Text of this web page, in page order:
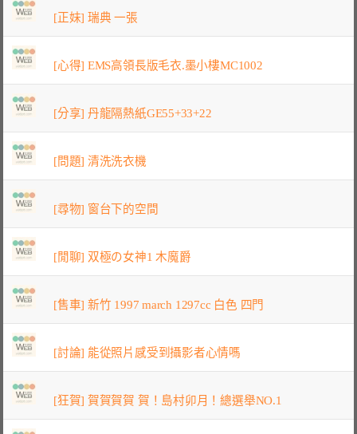
[正妹] 瑞典 一張
[心得] EMS高領長版毛衣.墨小樓MC1002
[分享] 丹龍隔熱紙GE55+33+22
[問題] 清洗洗衣機
[尋物] 窗台下的空間
[閒聊] 双極の女神1 木魔爵
[售車] 新竹 1997 march 1297cc 白色 四門
[討論] 能從照片感受到攝影者心情嗎
[狂賀] 賀賀賀賀 賀！島村卯月！總選舉NO.1